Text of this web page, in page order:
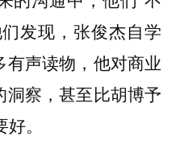
发现，张俊杰自学
声读物，他对商业
察，甚至比胡博予
。